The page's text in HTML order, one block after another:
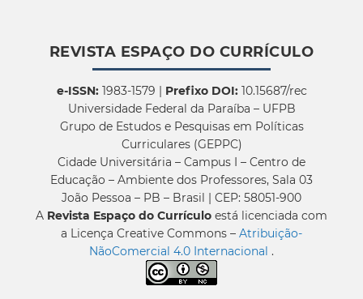
REVISTA ESPAÇO DO CURRÍCULO
e-ISSN:1983-1579 | Prefixo DOI:10.15687/rec
Universidade Federal da Paraíba – UFPB
Grupo de Estudos e Pesquisas em Políticas
Curriculares (GEPPC)
Cidade Universitária – Campus I – Centro de
Educação – Ambiente dos Professores, Sala 03
João Pessoa – PB – Brasil | CEP: 58051-900
A Revista Espaço do Currículo está licenciada com
a Licença Creative Commons – Atribuição-
NãoComercial 4.0 Internacional .